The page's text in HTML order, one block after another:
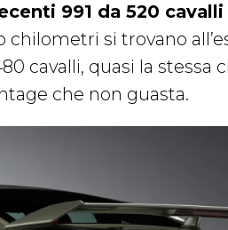
991 da 520 cavalli
si trovano
cavalli, quasi la stessa
che non guasta.